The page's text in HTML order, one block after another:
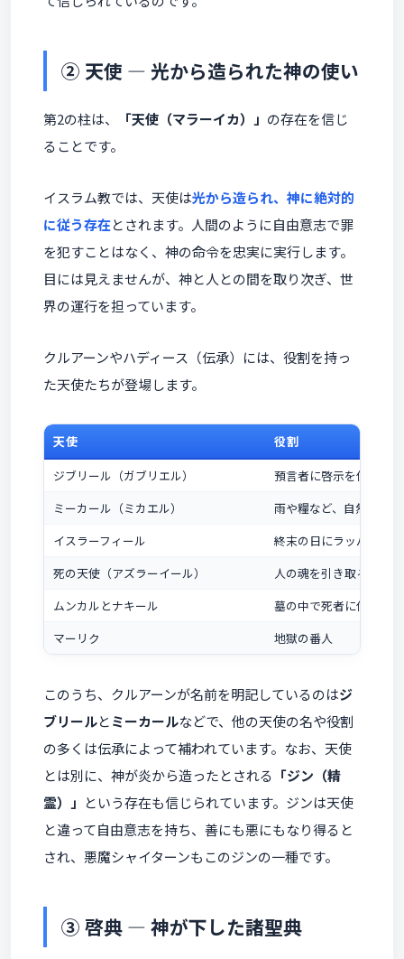
② 天使 ― 光から造られた神の使い
第2の柱は、 「天使（マラーイカ）」 の存在を信じ
ることです。
イスラム教では、天使は光から造られ、神に絶対的
に従う存在とされます。人間のように自由意志で罪
を犯すことはなく、神の命令を忠実に実行します。
目には見えませんが、神と人との間を取り次ぎ、世
界の運行を担っています。
クルアーンやハディース（伝承）には、役割を持っ
た天使たちが登場します。
天使
役割
ジブリール（ガブリエル）
預言者に啓示を伝える
ミーカール（ミカエル）
雨や糧など、自然の恵
イスラーフィール
終末の日にラッパを吹
死の天使（アズラーイール）
人の魂を引き取る
ムンカルとナキール
墓の中で死者に信仰を
マーリク
地獄の番人
このうち、クルアーンが名前を明記しているのはジ
ブリールとミーカールなどで、他の天使の名や役割
の多くは伝承によって補われています。なお、天使
とは別に、神が炎から造ったとされる 「ジン（精
霊）」 という存在も信じられています。ジンは天使
と違って自由意志を持ち、善にも悪にもなり得ると
され、悪魔シャイターンもこのジンの一種です。
③ 啓典 ― 神が下した諸聖典